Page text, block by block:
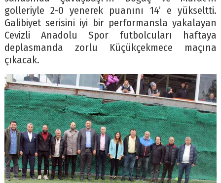
golleriyle 2-0 yenerek puanını 14’ e yükseltti.
Galibiyet serisini iyi bir performansla yakalayan
Cevizli Anadolu Spor futbolcuları haftaya
deplasmanda zorlu Küçükçekmece maçına
çıkacak.